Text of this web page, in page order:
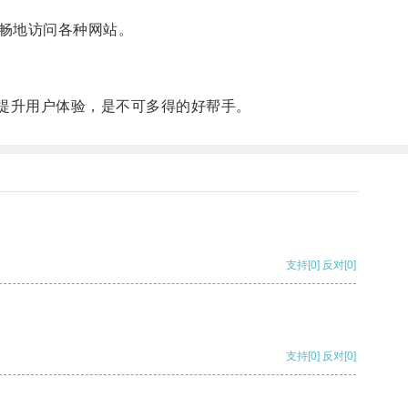
访问各种网站。
用户体验，是不可多得的好帮手。
支持[0] 反对[0]
支持[0] 反对[0]